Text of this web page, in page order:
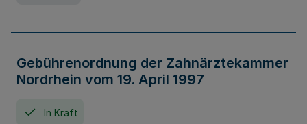
Gebührenordnung der Zahnärztekammer
Nordrhein vom 19. April 1997
In Kraft